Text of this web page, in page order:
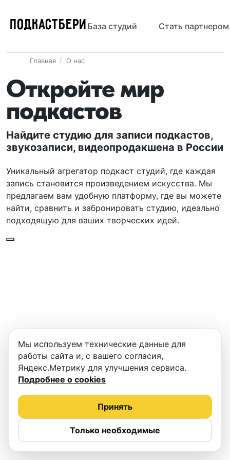
ПОДКАСТБЕРИ База студий Стать партнером
Главная О нас
Откройте мир
подкастов
Найдите студию для записи подкастов,
звукозаписи, видеопродакшена в России
Уникальный агрегатор подкаст студий, где каждая
запись становится произведением искусства. Мы
предлагаем вам удобную платформу, где вы можете
найти, сравнить и забронировать студию, идеально
подходящую для ваших творческих идей.
Мы используем технические данные для
работы сайта и, с вашего согласия,
Яндекс.Метрику для улучшения сервиса.
Подробнее о cookies
Только необходимые
Принять